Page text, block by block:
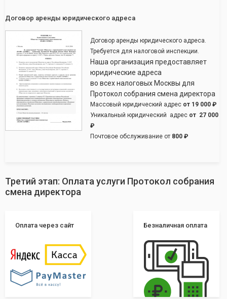
Договор аренды юридического адреса
Договор аренды юридического адреса.
Требуется для налоговой инспекции.
Наша организация предоставляет
юридические адреса
во всех налоговых Москвы для
Протокол собрания смена директора
Массовый юридический адрес от 19 000 ₽
Уникальный юридический адрес от 27 000
₽
Почтовое обслуживание от 800 ₽
Третий этап: Оплата услуги Протокол собрания
смена директора
Оплата через сайт Безналичная оплата